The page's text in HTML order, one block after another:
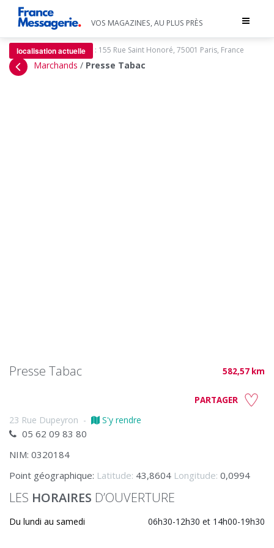
Toggle
VOS MAGAZINES, AU PLUS PRÈS
localisation actuelle : 155 Rue Saint Honoré, 75001 Paris, France
Marchands / Presse Tabac
Presse Tabac 582,57 km
PARTAGER
23 Rue Dupeyron - S'y rendre
05 62 09 83 80
NIM: 0320184
Point géographique: Latitude: 43,8604 Longitude: 0,0994
LES HORAIRES D’OUVERTURE
Du lundi au samedi 06h30-12h30 et 14h00-19h30